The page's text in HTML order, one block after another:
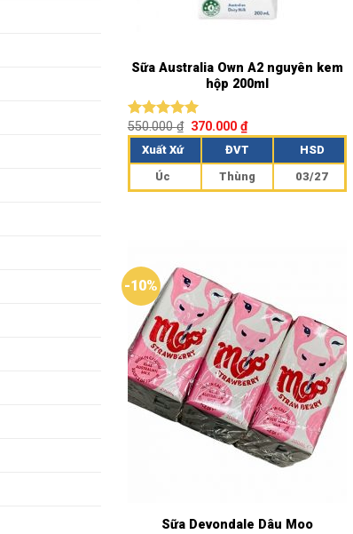
Sữa Australia Own A2 nguyên kem
hộp 200ml
Được xếp
hạng5.00
5 sao
550.000₫ 370.000₫
Xuất Xứ ĐVT
HSD
Úc
Thùng 03/27
-10%
Sữa Devondale Dâu Moo